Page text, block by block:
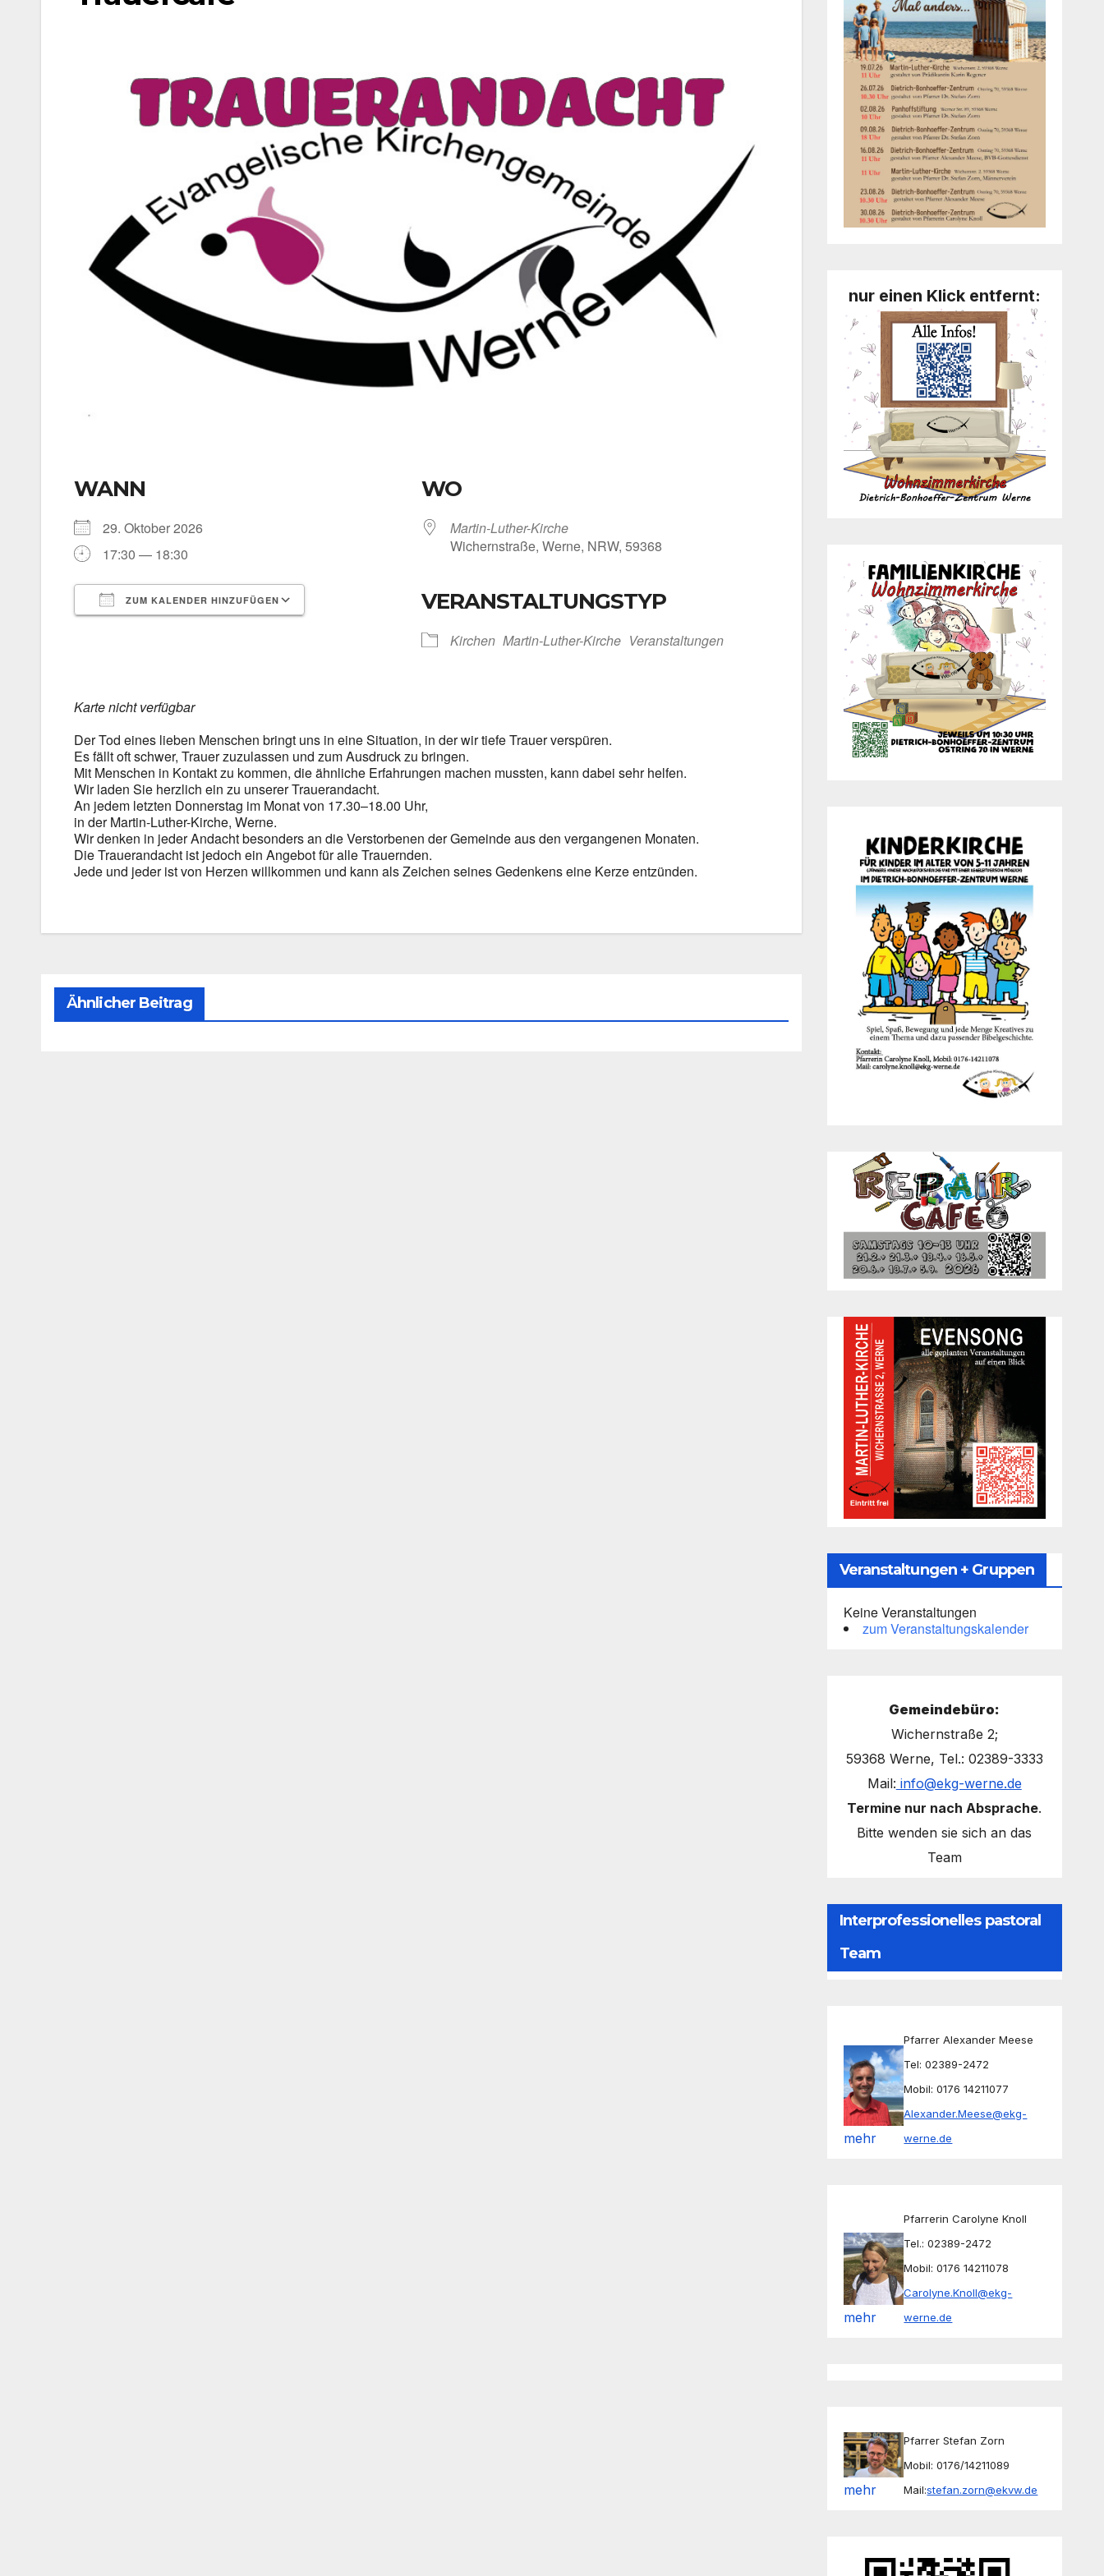
WANN
29. Okto­ber 2026
17:30 — 18:30
ZUM KALENDER HINZUFÜGEN
Out­look Live
WO
Martin-Luther-Kirche
Wichern­stra­ße, Wer­ne, NRW, 59368
VERANSTALTUNGSTYP
Kir­chen Martin-Luther-Kirche Ver­an­stal­tun­gen
Kar­te nicht ver­füg­bar
Der Tod eines lie­ben Men­schen bringt uns in eine Situa­ti­on, in der wir tie­fe Trau­er ver­spü­ren.
Es fällt oft schwer, Trau­er zuzu­las­sen und zum Aus­druck zu brin­gen.
Mit Men­schen in Kon­takt zu kom­men, die ähn­li­che Erfah­run­gen machen muss­ten, kann dabei sehr hel­fen.
Wir laden Sie herz­lich ein zu unse­rer Trau­er­an­dacht.
An jedem letz­ten Don­ners­tag im Monat von 17.30–18.00 Uhr,
in der Martin-Luther-Kirche, Wer­ne.
Wir den­ken in jeder Andacht beson­ders an die Ver­stor­be­nen der Gemein­de aus den ver­gan­ge­nen Mona­ten.
Die Trau­er­an­dacht ist jedoch ein Ange­bot für alle Trau­ern­den.
Jede und jeder ist von Her­zen will­kom­men und kann als Zei­chen sei­nes Geden­kens eine Ker­ze ent­zün­den.
Ähnlicher Beitrag
nur einen Klick entfernt:
Veranstaltungen + Gruppen
Keine Veranstaltungen
zum Veranstaltungskalender
Gemeindebüro:
Wichernstraße 2;
59368 Werne, Tel.: 02389-3333
Mail: info@ekg-werne.de
Termine nur nach Absprache.
Bitte wenden sie sich an das
Team
Interprofessionelles pastoral
Team
mehr
Pfarrer Alexander Meese
Tel: 02389-2472
Mobil: 0176 14211077
Alexander.Meese@ekg-
werne.de
mehr
Pfarrerin Carolyne Knoll
Tel.: 02389-2472
Mobil: 0176 14211078
Carolyne.Knoll@ekg-
werne.de
mehr
Pfarrer Stefan Zorn
Mobil: 0176/14211089
Mail:stefan.zorn@ekvw.de